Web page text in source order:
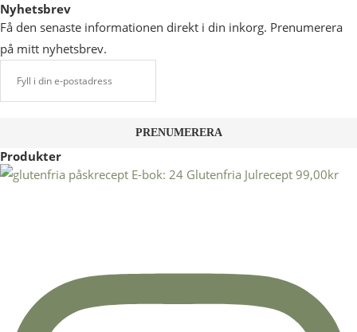
Nyhetsbrev
Få den senaste informationen direkt i din inkorg. Prenumerera
på mitt nyhetsbrev.
Produkter
E-bok: 24 Glutenfria Julrecept 99,00kr